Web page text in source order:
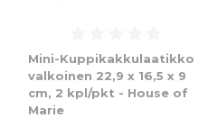
Mini-Kuppikakkulaatikko
valkoinen 22,9 x 16,5 x 9
cm, 2 kpl/pkt - House of
Marie